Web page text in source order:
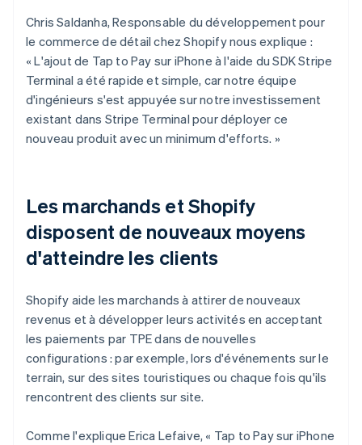
Chris Saldanha, Responsable du développement pour
le commerce de détail chez Shopify nous explique :
« L'ajout de Tap to Pay sur iPhone à l'aide du SDK Stripe
Terminal a été rapide et simple, car notre équipe
d'ingénieurs s'est appuyée sur notre investissement
existant dans Stripe Terminal pour déployer ce
nouveau produit avec un minimum d'efforts. »
Les marchands et Shopify
disposent de nouveaux moyens
d'atteindre les clients
Shopify aide les marchands à attirer de nouveaux
revenus et à développer leurs activités en acceptant
les paiements par TPE dans de nouvelles
configurations : par exemple, lors d'événements sur le
terrain, sur des sites touristiques ou chaque fois qu'ils
rencontrent des clients sur site.
Comme l'explique Erica Lefaive, « Tap to Pay sur iPhone